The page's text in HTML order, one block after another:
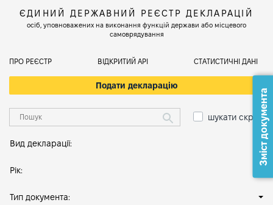
ЄДИНИЙ ДЕРЖАВНИЙ РЕЄСТР ДЕКЛАРАЦІЙ
осіб, уповноважених на виконання функцій держави або місцевого
самоврядування
ПРО РЕЄСТР ВІДКРИТИЙ АРІ СТАТИСТИЧНІ ДАНІ
Подати декларацію
шукати скрізь
Вид декларації:
Рік:
Тип документа:
Зміст документа